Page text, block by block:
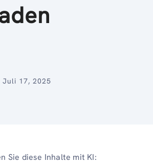
Juli 17, 2025
Sie diese Inhalte mit KI: